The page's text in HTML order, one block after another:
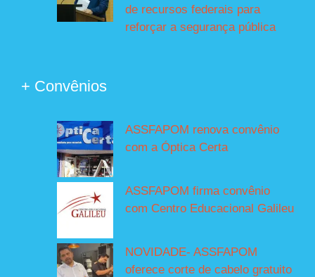
de recursos federais para
reforçar a segurança pública
+ Convênios
ASSFAPOM renova convênio
com a Óptica Certa
ASSFAPOM firma convênio
com Centro Educacional Galileu
NOVIDADE- ASSFAPOM
oferece corte de cabelo gratuito